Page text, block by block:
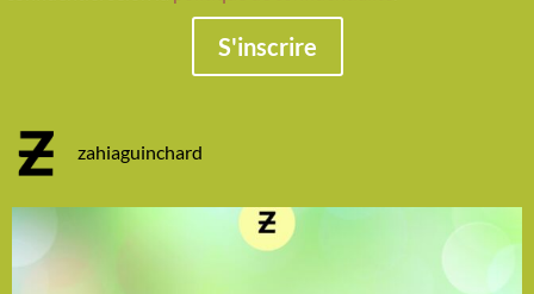
S'inscrire
zahiaguinchard